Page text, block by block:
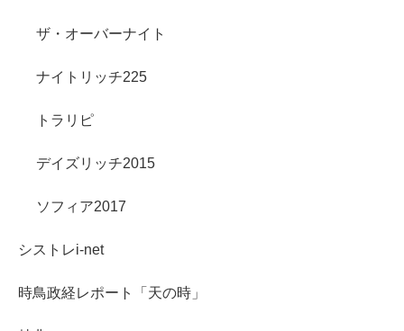
ザ・オーバーナイト
ナイトリッチ225
トラリピ
デイズリッチ2015
ソフィア2017
シストレi-net
時鳥政経レポート「天の時」